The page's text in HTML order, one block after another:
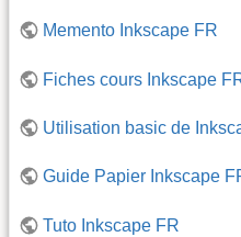
Memento Inkscape FR
Fiches cours Inkscape
Utilisation basic de
Guide Papier Inkscape
Tuto Inkscape FR